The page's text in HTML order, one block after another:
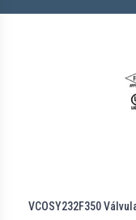
VCOSY232F350